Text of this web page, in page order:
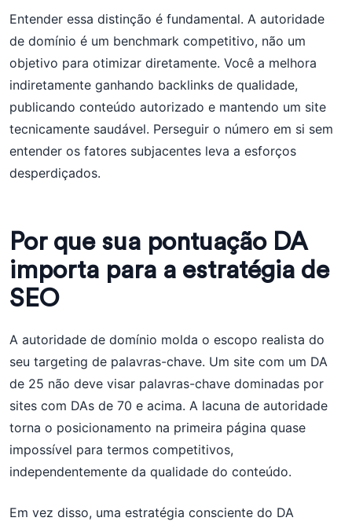
Entender essa distinção é fundamental. A autoridade
de domínio é um benchmark competitivo, não um
objetivo para otimizar diretamente. Você a melhora
indiretamente ganhando backlinks de qualidade,
publicando conteúdo autorizado e mantendo um site
tecnicamente saudável. Perseguir o número em si sem
entender os fatores subjacentes leva a esforços
desperdiçados.
Por que sua pontuação DA
importa para a estratégia de
SEO
A autoridade de domínio molda o escopo realista do
seu targeting de palavras-chave. Um site com um DA
de 25 não deve visar palavras-chave dominadas por
sites com DAs de 70 e acima. A lacuna de autoridade
torna o posicionamento na primeira página quase
impossível para termos competitivos,
independentemente da qualidade do conteúdo.
Em vez disso, uma estratégia consciente do DA